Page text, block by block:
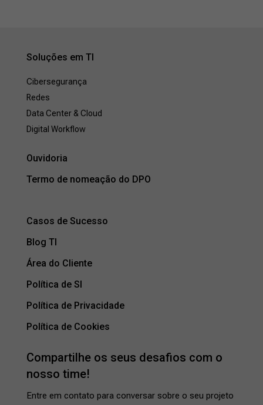
Soluções em TI
Cibersegurança
Redes
Data Center & Cloud
Digital Workflow
Ouvidoria
Termo de nomeação do DPO
Casos de Sucesso
Blog TI
Área do Cliente
Política de SI
Política de Privacidade
Política de Cookies
Compartilhe os seus desafios com o
nosso time!
Entre em contato para conversar sobre o seu projeto